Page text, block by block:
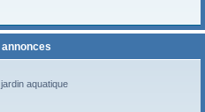
aquatique